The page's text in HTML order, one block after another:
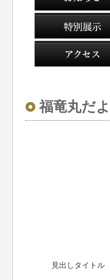
福竜丸だ
見出しタイトル